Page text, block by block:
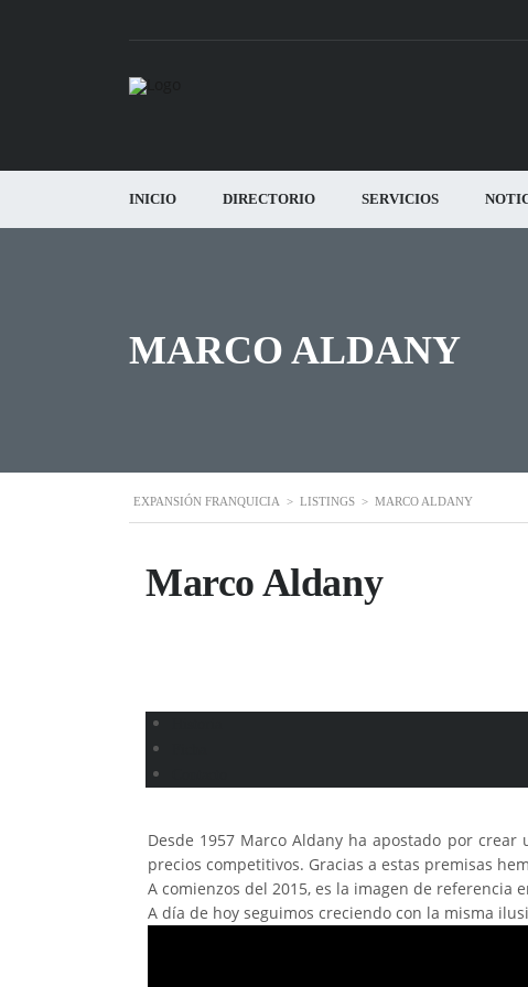
INICIO DIRECTORIO SERVICIOS
MARCO ALDANY
EXPANSIÓN FRANQUICIA > LISTINGS > MARCO ALDANY
Marco Aldany
Desde 1957 Marco Aldany ha apostado por
precios competitivos. Gracias a estas premisas
A comienzos del 2015, es la imagen de referencia
A día de hoy seguimos creciendo con la misma